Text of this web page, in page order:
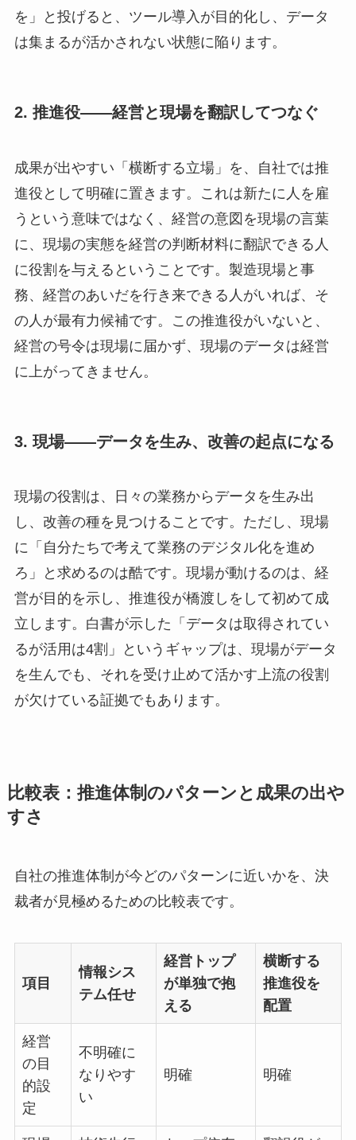
を」と投げると、ツール導入が目的化し、データ
は集まるが活かされない状態に陥ります。
2. 推進役――経営と現場を翻訳してつなぐ
成果が出やすい「横断する立場」を、自社では推
進役として明確に置きます。これは新たに人を雇
うという意味ではなく、経営の意図を現場の言葉
に、現場の実態を経営の判断材料に翻訳できる人
に役割を与えるということです。製造現場と事
務、経営のあいだを行き来できる人がいれば、そ
の人が最有力候補です。この推進役がいないと、
経営の号令は現場に届かず、現場のデータは経営
に上がってきません。
3. 現場――データを生み、改善の起点になる
現場の役割は、日々の業務からデータを生み出
し、改善の種を見つけることです。ただし、現場
に「自分たちで考えて業務のデジタル化を進め
ろ」と求めるのは酷です。現場が動けるのは、経
営が目的を示し、推進役が橋渡しをして初めて成
立します。白書が示した「データは取得されてい
るが活用は4割」というギャップは、現場がデータ
を生んでも、それを受け止めて活かす上流の役割
が欠けている証拠でもあります。
比較表：推進体制のパターンと成果の出や
すさ
自社の推進体制が今どのパターンに近いかを、決
裁者が見極めるための比較表です。
項目
情報シス
テム任せ
経営トップ
が単独で抱
える
横断する
推進役を
配置
経営
の目
的設
定
不明確に
なりやす
い
明確 明確